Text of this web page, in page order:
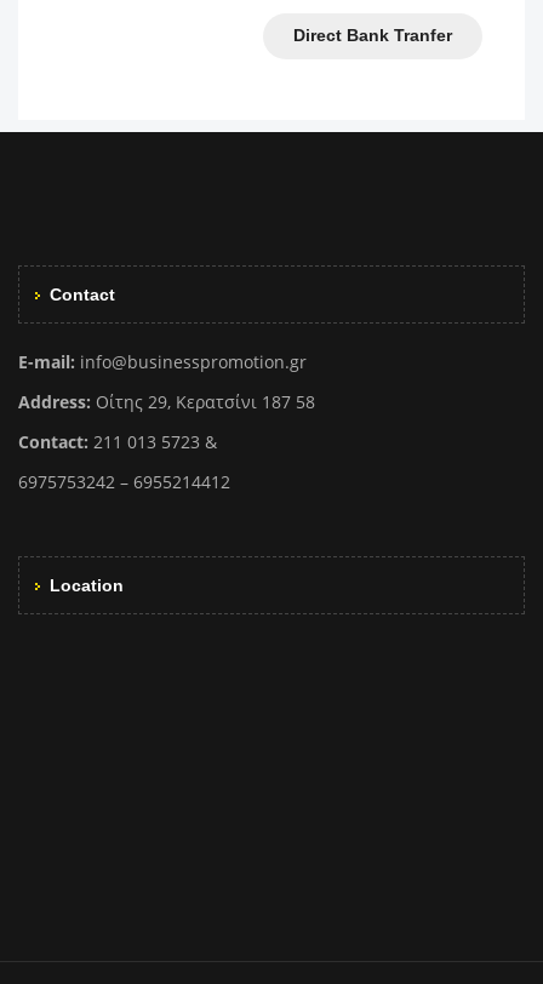
Direct Bank Tranfer
Contact
E-mail: info@businesspromotion.gr
Address: Οίτης 29, Κερατσίνι 187 58
Contact: 211 013 5723 &
6975753242 – 6955214412
Location